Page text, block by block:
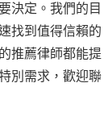
決定。我們的目
找到值得信賴的
推薦律師都能提
別需求，歡迎聯